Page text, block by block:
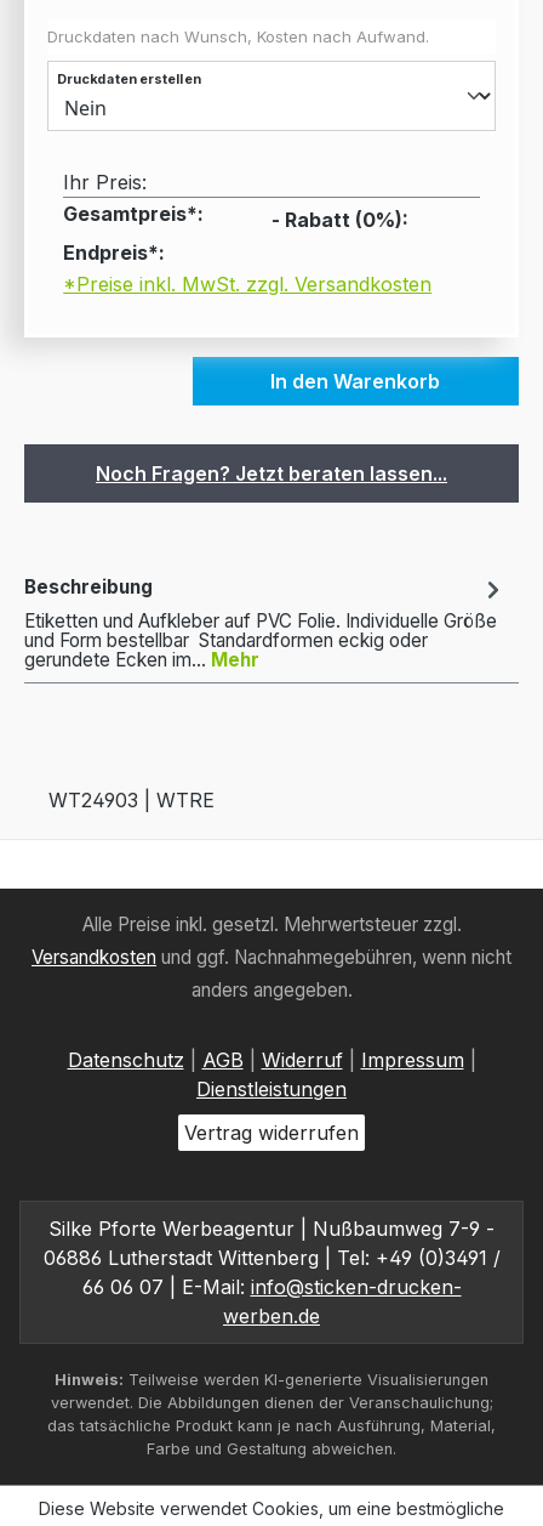
Druckdaten nach Wunsch, Kosten nach Aufwand.
Druckdaten erstellen
Ihr Preis:
Gesamtpreis*:
- Rabatt (0%):
Endpreis*:
*Preise inkl. MwSt. zzgl. Versandkosten
In den Warenkorb
Noch Fragen? Jetzt beraten lassen...
Beschreibung
Etiketten und Aufkleber auf PVC Folie. Individuelle Größe
und Form bestellbar Standardformen eckig oder
gerundete Ecken im… Mehr
WT24903 | WTRE
Alle Preise inkl. gesetzl. Mehrwertsteuer zzgl.
Versandkosten und ggf. Nachnahmegebühren, wenn nicht
anders angegeben.
Datenschutz AGB Widerruf| Impressum
Dienstleistungen
Vertrag widerrufen
Silke Pforte Werbeagentur | Nußbaumweg 7-9 -
06886 Lutherstadt Wittenberg | Tel: +49 (0)3491 /
66 06 07 | E-Mail: info@sticken-drucken-
werben.de
Hinweis: Teilweise werden KI-generierte Visualisierungen
verwendet. Die Abbildungen dienen der Veranschaulichung;
das tatsächliche Produkt kann je nach Ausführung, Material,
Farbe und Gestaltung abweichen.
Diese Website verwendet Cookies, um eine bestmögliche